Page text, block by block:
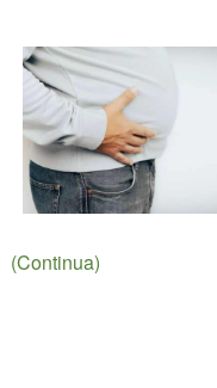
(Continua)